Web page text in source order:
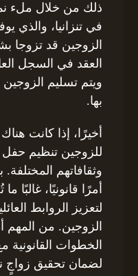
في تنزانيا، والذي
الزوجين قد تزوجا
العقد في السجل
ويتم تسليم
بها.
أخيرًا، إذا كانت
للزوجين تنظيم
وثقافاتهم
أمرًا قانونيًا، غالبًا
لتعزيز الروابط
الزوجين. من المهم
الخطوات القانونية
لضمان تحقيق زواجٍ